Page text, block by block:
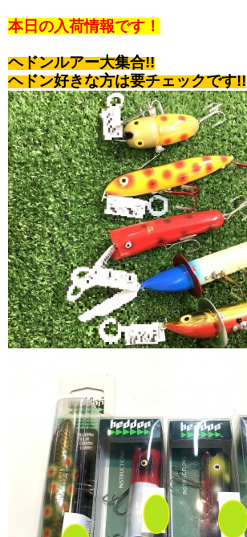
本日の入荷情報です！
ヘドンルアー大集合!!
ヘドン好きな方は要チェックです!!